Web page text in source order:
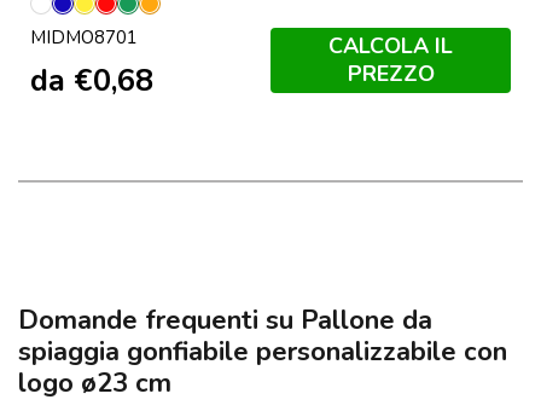
Bianco
BluGiallo
Rosso
VerdeArancio
MIDMO8701
da €0,68
CALCOLA IL
PREZZO
Domande frequenti su Pallone da
spiaggia gonfiabile personalizzabile con
logo ø23 cm